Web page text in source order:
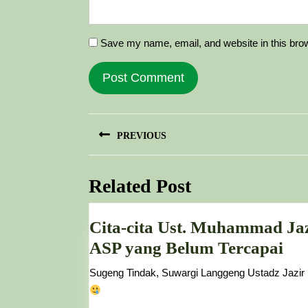
Save my name, email, and website in this
Post
navigation
PREVIOUS
Related Post
Cita-cita Ust. Muhammad
ASP yang Belum Tercapai
Sugeng Tindak, Suwargi Langgeng Ustadz Jazir